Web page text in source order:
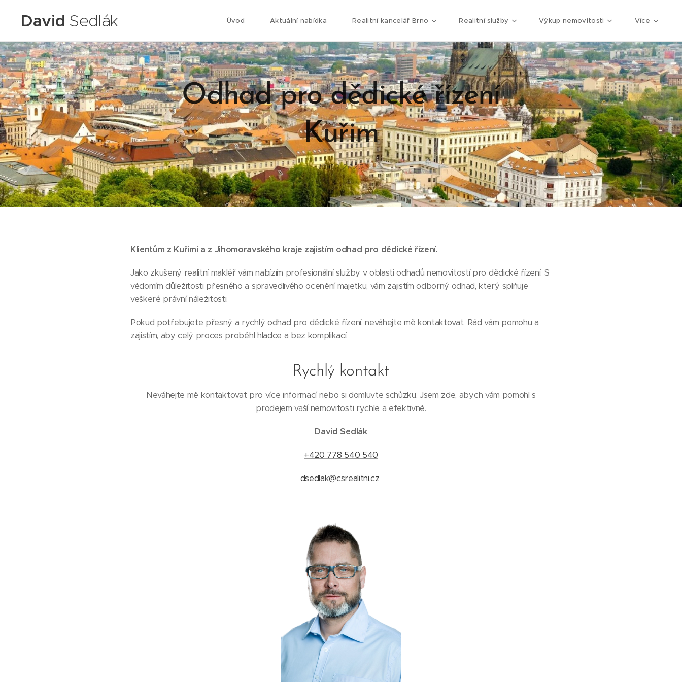
David Sedlák Úvod Aktuální nabídka Realitní kancelář Brno Realitní služby Výkup nemovitosti Více
Odhad pro dědické řízení
Kuřim
16.02.2025
Klientům z Kuřimi a z Jihomoravského kraje zajistím odhad pro dědické řízení.
Jako zkušený realitní makléř vám nabízím profesionální služby v oblasti odhadů nemovitostí pro dědické řízení. S
vědomím důležitosti přesného a spravedlivého ocenění majetku, vám zajistím odborný odhad, který splňuje
veškeré právní náležitosti.
Pokud potřebujete přesný a rychlý odhad pro dědické řízení, neváhejte mě kontaktovat. Rád vám pomohu a
zajistím, aby celý proces proběhl hladce a bez komplikací.
Rychlý kontakt
Neváhejte mě kontaktovat pro více informací nebo si domluvte schůzku. Jsem zde, abych vám pomohl s
prodejem vaší nemovitosti rychle a efektivně.
David Sedlák
+420 778 540 540
dsedlak@csrealitni.cz